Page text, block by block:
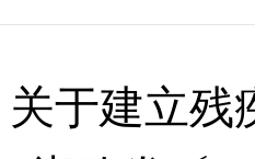
关于建立残